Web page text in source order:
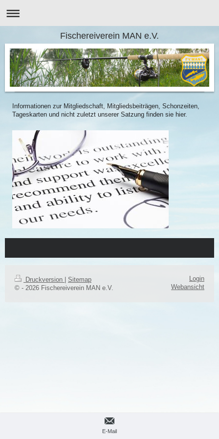
Fischereiverein MAN e.V.
Informationen zur Mitgliedschaft, Mitgliedsbeiträgen, Schonzeiten,
Tageskarten und nicht zuletzt unserer Satzung finden sie hier.
Druckversion
Sitemap
© - 2026 Fischereiverein MAN e.V.
Login
Webansicht
E-Mail